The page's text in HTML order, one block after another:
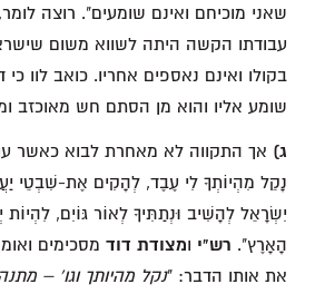
שאני מוכיחם ואינם שומעים". רוצה
עבודתו הקשה היתה לשווא משום
בקולו ואינם נאספים אחריו. כואב לוו כי
שומע אליו והוא מן הסתם חש מאוכזב
ג) אך התקווה לא מאחרת לבוא כאשר
נָקֵל מִהְיוֹתְךָ לִי עֶבֶד, לְהָקִים אֶת-שִׁבְטֵי
יִשְׂרָאֵל לְהָשִׁיב וּנְתַתִּיךָ לְאוֹר גּוֹיִם,
הָאָרֶץ". רש"י ומצודת דוד מסכימים
את אותו הדבר: "נקל מהיותך וגו' –